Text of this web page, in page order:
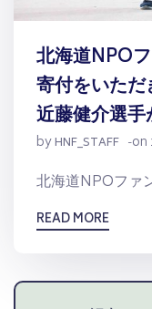
北海道NPO
寄付をいただ
近藤健介選
byHNF_STAFF -on
北海道NPOフ
READ MORE